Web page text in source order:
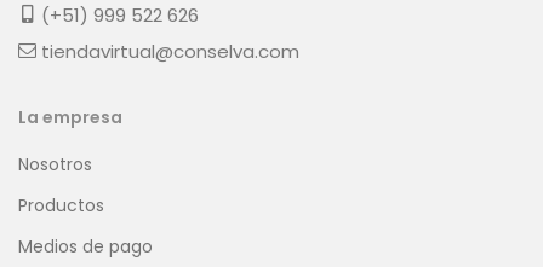
(+51) 999 522 626
tiendavirtual@conselva.com
La empresa
Nosotros
Productos
Medios de pago